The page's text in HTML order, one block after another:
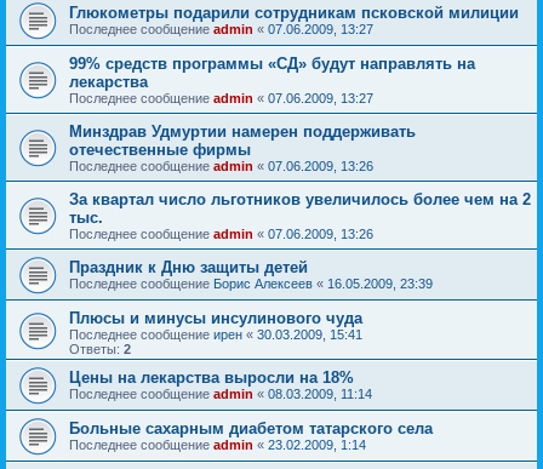
Глюкометры подарили сотрудникам псковской милиции
Последнее сообщение admin « 07.06.2009, 13:27
99% средств программы «СД» будут направлять на
лекарства
Последнее сообщение admin « 07.06.2009, 13:27
Минздрав Удмуртии намерен поддерживать
отечественные фирмы
Последнее сообщение admin « 07.06.2009, 13:26
За квартал число льготников увеличилось более чем на 2
тыс.
Последнее сообщение admin « 07.06.2009, 13:26
Праздник к Дню защиты детей
Последнее сообщение Борис Алексеев « 16.05.2009, 23:39
Плюсы и минусы инсулинового чуда
Последнее сообщение ирен « 30.03.2009, 15:41
Ответы: 2
Цены на лекарства выросли на 18%
Последнее сообщение admin « 08.03.2009, 11:14
Больные сахарным диабетом татарского села
Последнее сообщение admin « 23.02.2009, 1:14